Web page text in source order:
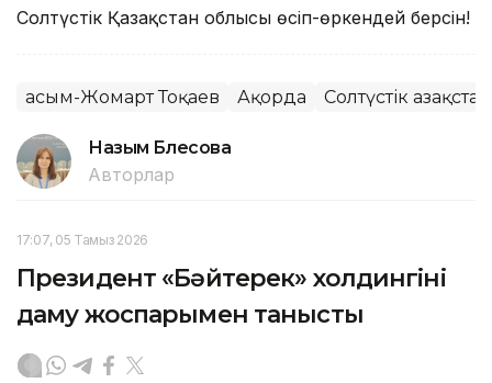
Солтүстік Қазақстан облысы өсіп-өркендей берсін!
Қасым-Жомарт Тоқаев Ақорда Солтүстік
Назым Бөлесова
Авторлар
17:07, 05 Тамыз 2026
Президент «Бәйтерек» холдингінің
даму жоспарымен танысты